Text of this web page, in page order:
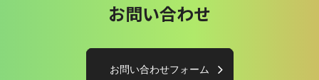
お問い合わせ
お問い合わせフォーム